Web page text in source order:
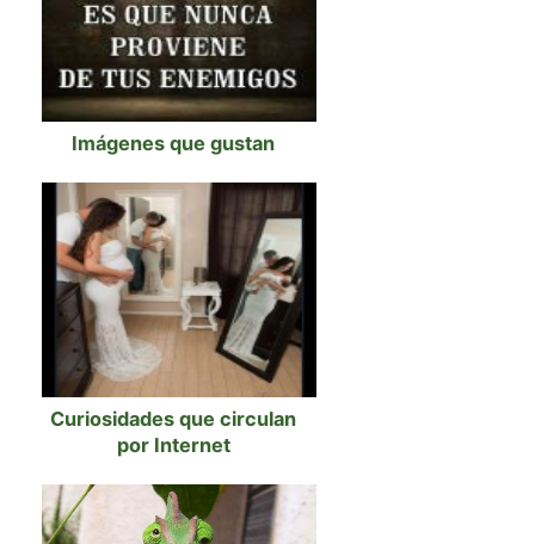
Imágenes que gustan
Curiosidades que circulan
por Internet